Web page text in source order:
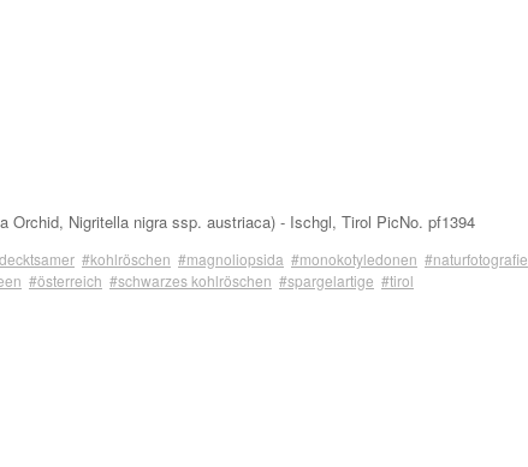
Orchid, Nigritella nigra ssp. austriaca) - Ischgl, Tirol PicNo. pf1394
#kohlröschen #magnoliopsida #monokotyledonen #naturfotografie
#österreich #schwarzes kohlröschen #spargelartige #tirol